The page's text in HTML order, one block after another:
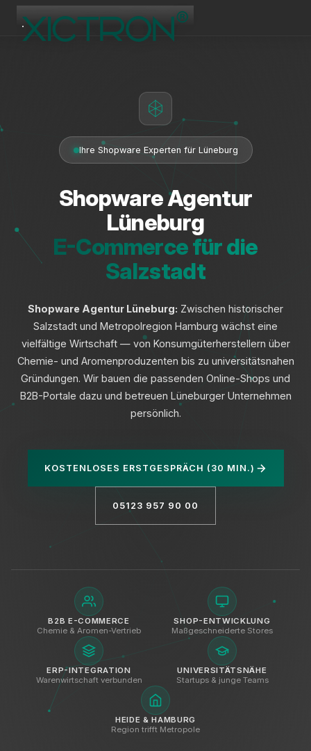
Ihre Shopware Experten für Lüneburg
Shopware Agentur
Lüneburg
E-Commerce für die
Salzstadt
Shopware Agentur Lüneburg: Zwischen historischer
Salzstadt und Metropolregion Hamburg wächst eine
vielfältige Wirtschaft — von Konsumgüterherstellern über
Chemie- und Aromenproduzenten bis zu universitätsnahen
Gründungen. Wir bauen die passenden Online-Shops und
B2B-Portale dazu und betreuen Lüneburger Unternehmen
persönlich.
KOSTENLOSES ERSTGESPRÄCH (30 MIN.)
05123 957 90 00
B2B E-COMMERCE
Chemie & Aromen-Vertrieb
SHOP-ENTWICKLUNG
Maßgeschneiderte Stores
ERP-INTEGRATION
Warenwirtschaft verbunden
UNIVERSITÄTSNÄHE
Startups & junge Teams
HEIDE & HAMBURG
Region trifft Metropole
XICTRON